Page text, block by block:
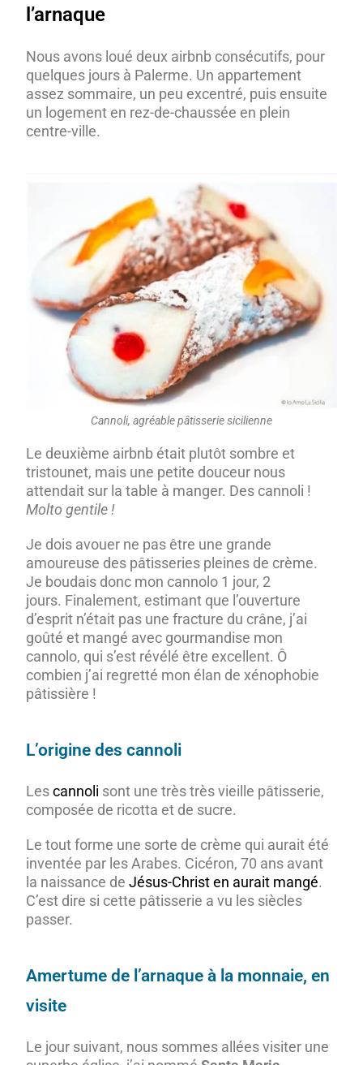
l’arnaque
Nous avons loué deux airbnb consécutifs, pour
quelques jours à Palerme. Un appartement
assez sommaire, un peu excentré, puis ensuite
un logement en rez-de-chaussée en plein
centre-ville.
Cannoli, agréable pâtisserie sicilienne
Le deuxième airbnb était plutôt sombre et
tristounet, mais une petite douceur nous
attendait sur la table à manger. Des cannoli !
Molto gentile !
Je dois avouer ne pas être une grande
amoureuse des pâtisseries pleines de crème.
Je boudais donc mon cannolo 1 jour, 2
jours. Finalement, estimant que l’ouverture
d’esprit n’était pas une fracture du crâne, j’ai
goûté et mangé avec gourmandise mon
cannolo, qui s’est révélé être excellent. Ô
combien j’ai regretté mon élan de xénophobie
pâtissière !
L’origine des cannoli
Lescannoli sont une très très vieille pâtisserie,
composée de ricotta et de sucre.
Le tout forme une sorte de crème qui aurait été
inventée par les Arabes. Cicéron, 70 ans avant
la naissance deJésus-Christ en aurait mangé.
C’est dire si cette pâtisserie a vu les siècles
passer.
Amertume de l’arnaque à la monnaie, en
visite
Le jour suivant, nous sommes allées visiter une